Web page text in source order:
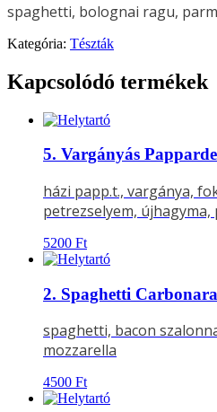
spaghetti, bolognai ragu,
Kategória: Tészták
Kapcsolódó termékek
5. Vargányás
házi papp.t., vargánya,
petrezselyem, újhagyma,
5200 Ft
2. Spaghetti Carbonara
spaghetti, bacon
mozzarella
4500 Ft